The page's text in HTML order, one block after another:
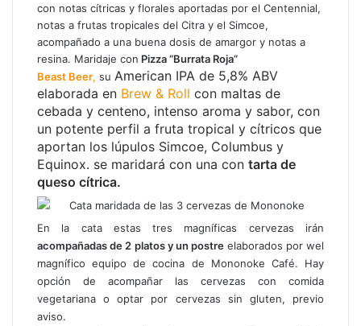
con notas cítricas y florales aportadas por el Centennial,
notas a frutas tropicales del Citra y el Simcoe,
acompañado a una buena dosis de amargor y notas a
resina. Maridaje con Pizza “Burrata Roja”
Beast Beer, su American IPA de 5,8% ABV
elaborada en Brew & Roll con maltas de
cebada y centeno, intenso aroma y sabor, con
un potente perfil a fruta tropical y cítricos que
aportan los lúpulos Simcoe, Columbus y
Equinox. se maridará con una con tarta de
queso cítrica.
En la cata estas tres magníficas cervezas irán
acompañadas de 2 platos y un postre elaborados por wel
magnífico equipo de cocina de Mononoke Café. Hay
opción de acompañar las cervezas con comida
vegetariana o optar por cervezas sin gluten, previo
aviso.